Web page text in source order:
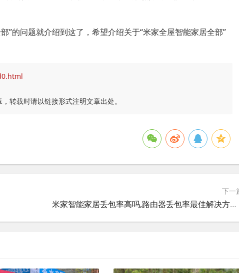
”的问题就介绍到这了，希望介绍关于“米家全屋智能家居全部”
转载时请以链接形式注明文章出处。
下一
米家智能家居丢包率高吗,路由器丢包率最佳解决方法？